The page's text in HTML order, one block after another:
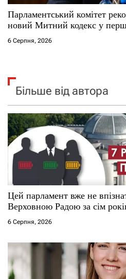
Парламентський комітет
новий Митний кодекс у
6 Серпня, 2026
Більше від автора
Цей парламент вже не
Верховною Радою за сім
6 Серпня, 2026